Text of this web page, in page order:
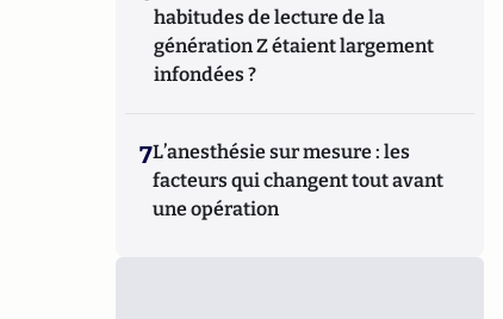
habitudes de lecture de la
génération Z étaient largement
infondées ?
7L’anesthésie sur mesure : les
facteurs qui changent tout avant
une opération